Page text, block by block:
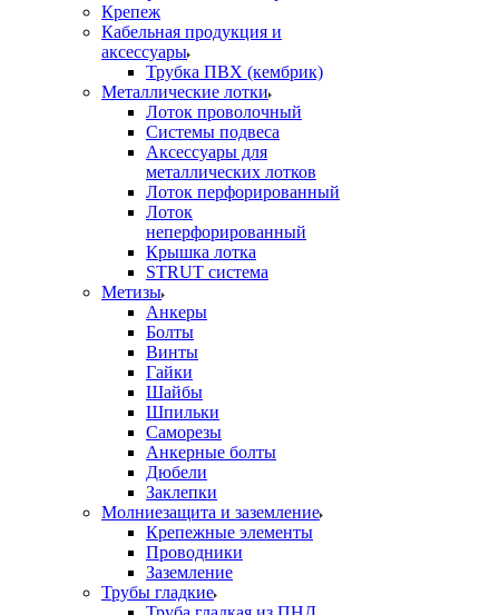
Крепеж
Кабельная продукция и
аксессуары
Трубка ПВХ (кембрик)
Металлические лотки
Лоток проволочный
Системы подвеса
Аксессуары для
металлических лотков
Лоток перфорированный
Лоток
неперфорированный
Крышка лотка
STRUT система
Метизы
Анкеры
Болты
Винты
Гайки
Шайбы
Шпильки
Саморезы
Анкерные болты
Дюбели
Заклепки
Молниезащита и заземление
Крепежные элементы
Проводники
Заземление
Трубы гладкие